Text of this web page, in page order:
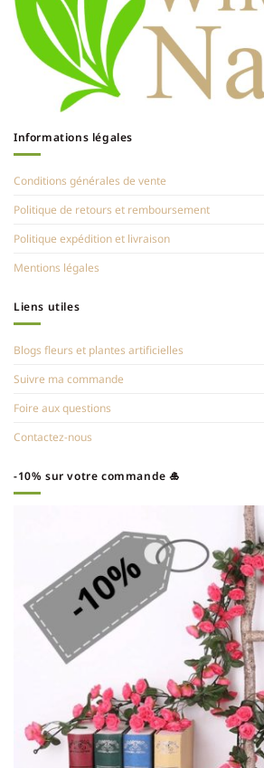
Informations légales
Conditions générales de vente
Politique de retours et remboursement
Politique expédition et livraison
Mentions légales
Liens utiles
Blogs fleurs et plantes artificielles
Suivre ma commande
Foire aux questions
Contactez-nous
-10% sur votre commande 🎍